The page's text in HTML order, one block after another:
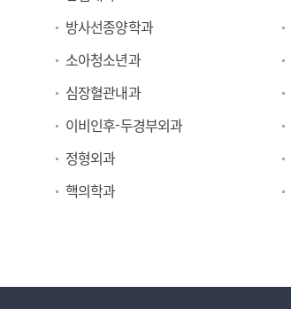
방사선종양학과
소아청소년과
심장혈관내과
이비인후-두경부외과
정형외과
핵의학과